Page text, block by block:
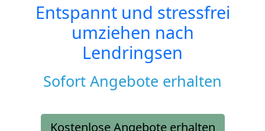
Entspannt und stressfrei
umziehen nach
Lendringsen
Sofort Angebote erhalten
Kostenlose Angebote erhalten